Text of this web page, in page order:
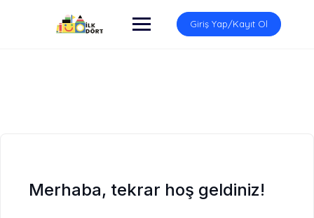
Giriş Yap/Kayıt Ol
Merhaba, tekrar hoş geldiniz!